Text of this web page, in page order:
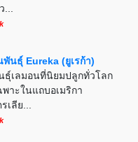
พันธุ์ Eureka (ยูเรก้า)
ธุ์เลมอนที่นิยมปลูกทั่วโลก
พาะในแถบอเมริกา
เลีย...